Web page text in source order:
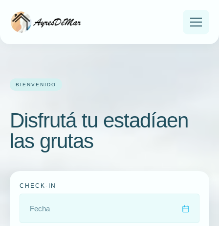
ATRACTIVOS
BIENVENIDO
Disfrutá tu estadíaen
las grutas
CHECK-IN